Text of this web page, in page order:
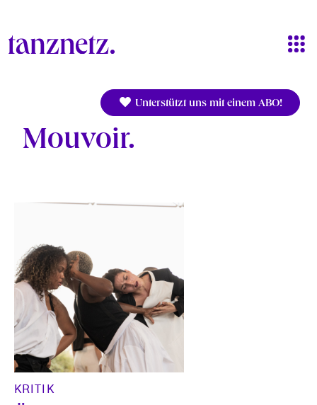
Unterstützt uns mit einem ABO!
Mouvoir
KRITIK